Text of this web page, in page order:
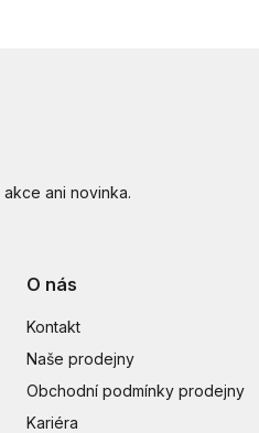
ani novinka.
O nás
Kontakt
Naše prodejny
Obchodní podmínky prodejny
Kariéra